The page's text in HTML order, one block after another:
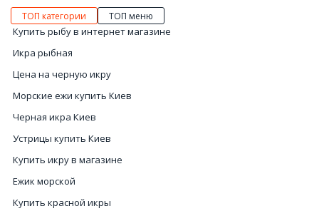
ТОП категории ТОП меню
Купить рыбу в интернет магазине
Икра рыбная
Цена на черную икру
Морские ежи купить Киев
Черная икра Киев
Устрицы купить Киев
Купить икру в магазине
Ежик морской
Купить красной икры